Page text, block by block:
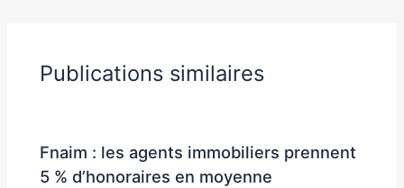
Publications similaires
Fnaim : les agents immobiliers prennent
5 % d’honoraires en moyenne